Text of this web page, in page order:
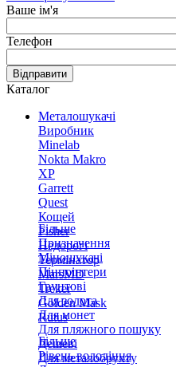
Ваше ім'я
Телефон
Відправити
Каталог
Металошукачі
Виробник
Minelab
Nokta Makro
XP
Garrett
Quest
Кощей
Fisher
Недорогі
Термінатор
MarsMD
Treker
Golden Mask
Rutus
Більше
Призначення
Міношукачі
Пінпоінтери
Грунтові
Для золота
Для монет
Для пляжного пошуку
Дешеві
Для металобрухту
Більше
Рівень володіння